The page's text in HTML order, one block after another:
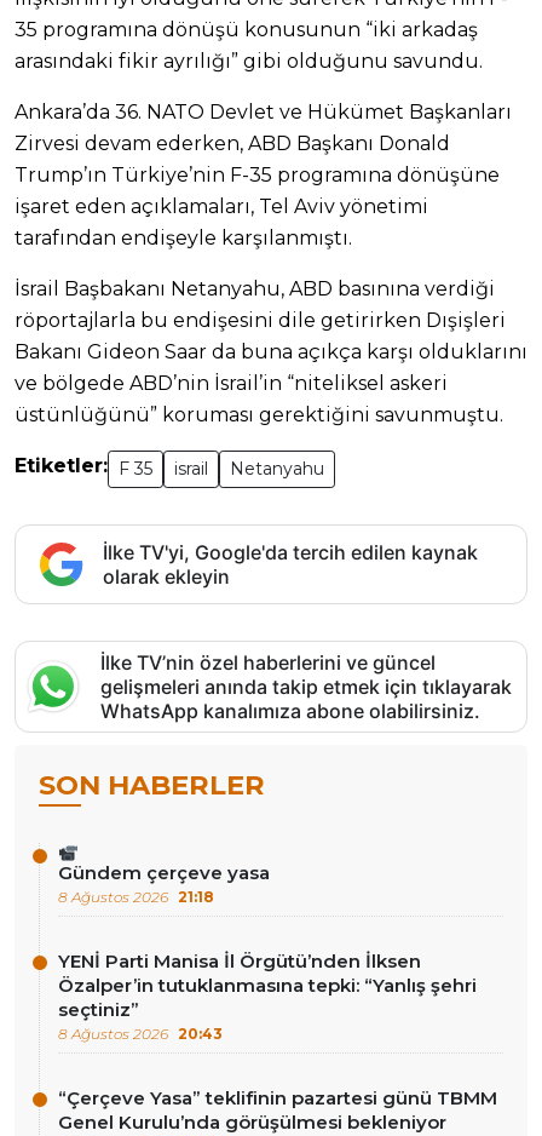
35 programına dönüşü konusunun “iki arkadaş
arasındaki fikir ayrılığı” gibi olduğunu savundu.
Ankara’da 36.⁠ ⁠NATO Devlet ve Hükümet Başkanları
Zirvesi devam ederken, ABD Başkanı Donald
Trump’ın Türkiye’nin F-35 programına dönüşüne
işaret eden açıklamaları, Tel Aviv yönetimi
tarafından endişeyle karşılanmıştı.
İsrail Başbakanı Netanyahu, ABD basınına verdiği
röportajlarla bu endişesini dile getirirken Dışişleri
Bakanı Gideon Saar da buna açıkça karşı olduklarını
ve bölgede ABD’nin İsrail’in “niteliksel askeri
üstünlüğünü” koruması gerektiğini savunmuştu.
Etiketler: F 35 israil Netanyahu
İlke TV'yi, Google'da tercih edilen kaynak
olarak ekleyin
İlke TV’nin özel haberlerini ve güncel
gelişmeleri anında takip etmek için tıklayarak
WhatsApp kanalımıza abone olabilirsiniz.
SON HABERLER
Gündem çerçeve yasa
8 Ağustos 2026 21:18
YENİ Parti Manisa İl Örgütü’nden İlksen
Özalper’in tutuklanmasına tepki: “Yanlış şehri
seçtiniz”
8 Ağustos 2026 20:43
“Çerçeve Yasa” teklifinin pazartesi günü TBMM
Genel Kurulu’nda görüşülmesi bekleniyor